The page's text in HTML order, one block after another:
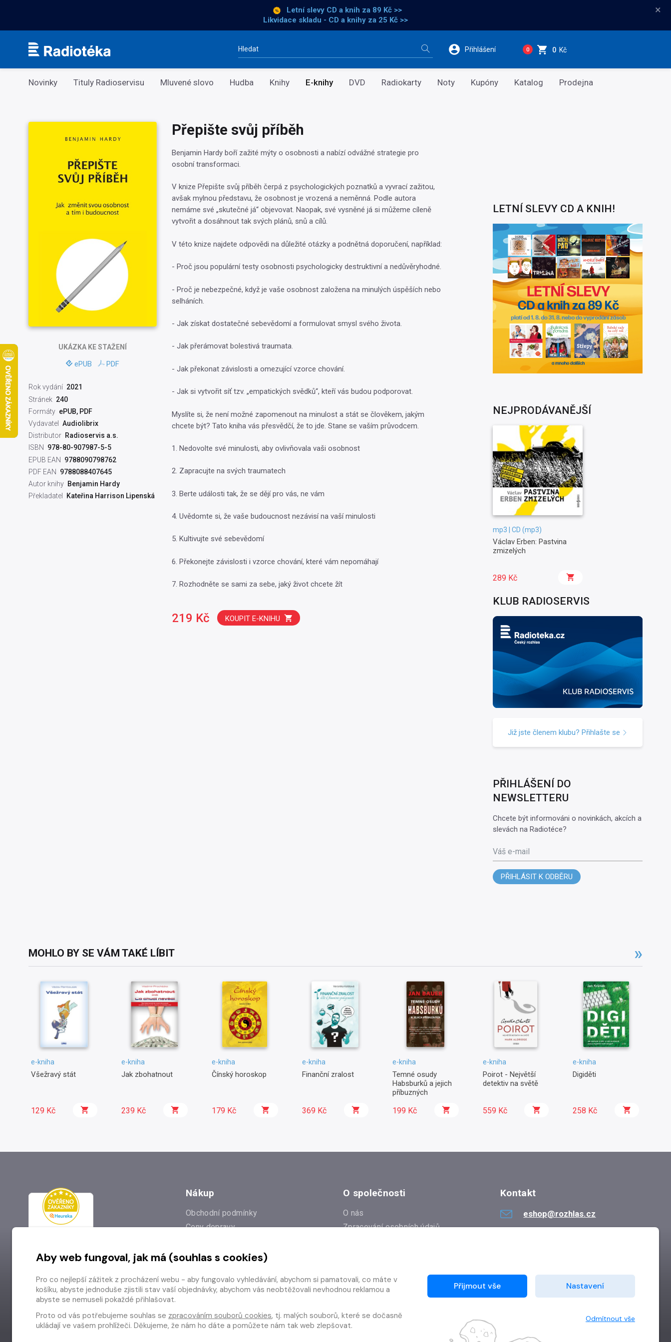
Letní slevy CD a knih za 89 Kč >>
Likvidace skladu - CD a knihy za 25 Kč >>
×
Vyhledávání Přihlášení 0 0 Kč
Kategorie
Novinky Tituly Radioservisu Mluvené slovo Hudba Knihy E-knihy DVD Radiokarty Noty Kupóny Katalog Prodejna
UKÁZKAKE STAŽENÍ
ePUB PDF
Rok vydání 2021
Stránek 240
Formáty ePUB, PDF
Vydavatel
Audiolibrix
Distributor Radioservis a.s.
ISBN
978-80-907987-5-5
EPUB EAN 9788090798762
PDF EAN
9788088407645
Autor knihy Benjamin Hardy
Překladatel
Kateřina Harrison Lipenská
Přepište svůj příběh
Benjamin Hardy boří zažité mýty o osobnosti a nabízí odvážné strategie pro
osobní transformaci.
V knize Přepište svůj příběh čerpá z psychologických poznatků a vyvrací zažitou,
avšak mylnou představu, že osobnost je vrozená a neměnná. Podle autora
nemáme své „skutečné já“ objevovat. Naopak, své vysněné já si můžeme cíleně
vytvořit a dosáhnout tak svých plánů, snů a cílů.
V této knize najdete odpovědi na důležité otázky a podnětná doporučení, například:
- Proč jsou populární testy osobnosti psychologicky destruktivní a nedůvěryhodné.
- Proč je nebezpečné, když je vaše osobnost založena na minulých úspěších nebo
selháních.
- Jak získat dostatečné sebevědomí a formulovat smysl svého života.
- Jak přerámovat bolestivá traumata.
- Jak překonat závislosti a omezující vzorce chování.
- Jak si vytvořit síť tzv. „empatických svědků“, kteří vás budou podporovat.
Myslíte si, že není možné zapomenout na minulost a stát se člověkem, jakým
chcete být? Tato kniha vás přesvědčí, že to jde. Stane se vaším průvodcem.
1. Nedovolte své minulosti, aby ovlivňovala vaši osobnost
2. Zapracujte na svých traumatech
3. Berte události tak, že se dějí pro vás, ne vám
4. Uvědomte si, že vaše budoucnost nezávisí na vaší minulosti
5. Kultivujte své sebevědomí
6. Překonejte závislosti i vzorce chování, které vám nepomáhají
7. Rozhodněte se sami za sebe, jaký život chcete žít
219 Kč KOUPIT E-KNIHU
LETNÍ SLEVY CD A KNIH!
NEJPRODÁVANĚJŠÍ
mp3 | CD (mp3)
Václav Erben: Pastvina
zmizelých
289 Kč
KLUB RADIOSERVIS
Již jste členem klubu? Přihlašte se
PŘIHLÁŠENÍ DO
NEWSLETTERU
Chcete být informováni o novinkách, akcích a
slevách na Radiotéce?
Váš e-mail
PŘIHLÁSIT K ODBĚRU
MOHLO BY SE VÁM TAKÉ LÍBIT
e-kniha
Všežravý stát
129 Kč
e-kniha
Jak zbohatnout
239 Kč
e-kniha
Čínský horoskop
179 Kč
e-kniha
Finanční zralost
369 Kč
e-kniha
Temné osudy
Habsburků a jejich
příbuzných
199 Kč
e-kniha
Poirot - Největší
detektiv na světě
559 Kč
e-kniha
Digiděti
258 Kč
Nákup
Obchodní podmínky
Ceny dopravy
Prodejna
Odstoupení od smlouvy
O společnosti
O nás
Zpracování osobních údajů
Kontakt
eshop@rozhlas.cz
Aby web fungoval, jak má (souhlas s cookies)
Pro co nejlepší zážitek z procházení webu - aby fungovalo vyhledávání, abychom si pamatovali, co máte v
košíku, abyste jednoduše zjistili stav vaší objednávky, abychom vás neobtěžovali nevhodnou reklamou a
abyste se nemuseli pokaždé přihlašovat.
Proto od vás potřebujeme souhlas se zpracováním souborů cookies, tj. malých souborů, které se dočasně
ukládají ve vašem prohlížeči. Děkujeme, že nám ho dáte a pomůžete nám tak web zlepšovat.
Přijmout vše Nastavení
Odmítnout vše